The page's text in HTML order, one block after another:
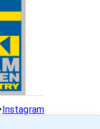
•Instagram